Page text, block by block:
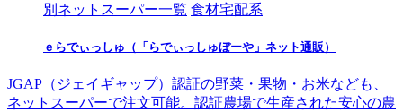
別ネットスーパー一覧 食材宅配系
ｅらでぃっしゅ（「らでぃっしゅぼーや」ネット通販）
JGAP（ジェイギャップ）認証の野菜・果物・お米なども、
ネットスーパーで注文可能。認証農場で生産された安心の農